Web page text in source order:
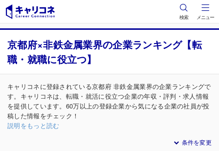
検索 メニュー
京都府×非鉄金属業界の企業ランキング【転
職・就職に役立つ】
キャリコネに登録されている京都府 非鉄金属業界の企業ランキングで
す。キャリコネは、転職・就活に役立つ企業の年収・評判・求人情報
を提供しています。60万以上の登録企業から気になる企業の社員が投
稿した情報をチェック！
説明をもっと読む
条件を変更